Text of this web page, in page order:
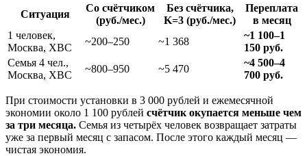
Ситуация
Со счётчиком
(руб./мес.)
Без счётчика,
K=3 (руб./мес.)
Переплата
в месяц
1 человек,
Москва, ХВС
~200–250 ~1 368
~1 100–1
150 руб.
Семья 4 чел.,
Москва, ХВС
~800–950 ~5 470
~4 500–4
700 руб.
При стоимости установки в 3 000 рублей и ежемесячной
экономии около 1 100 рублей счётчик окупается меньше чем
за три месяца. Семья из четырёх человек возвращает затраты
уже за первый месяц с запасом. После этого каждый месяц —
чистая экономия.